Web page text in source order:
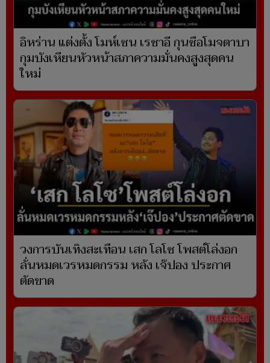
อิหร่าน แต่งตั้ง โมห์เซน เรซาอี กุนซือโมจตาบา
กุมบังเหียนหัวหน้าสภาความมั่นคงสูงสุดคน
ใหม่
วงการบันเทิงสะเทือน เสก โลโซ โพสต์โล่งอก
ลั่นหมดเวรหมดกรรม หลัง เจ๊ปอง ประกาศ
ตัดขาด